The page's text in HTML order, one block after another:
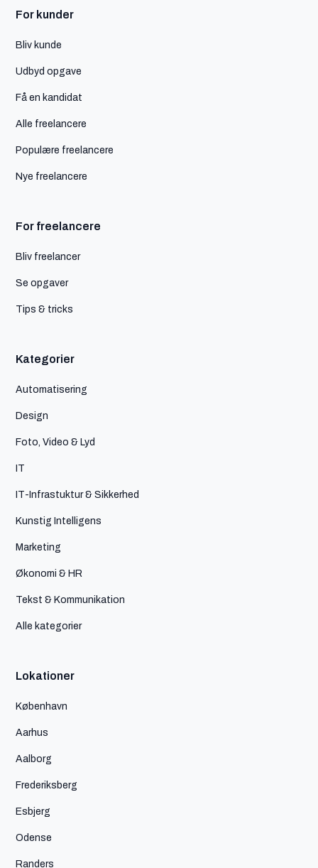
For kunder
Bliv kunde
Udbyd opgave
Få en kandidat
Alle freelancere
Populære freelancere
Nye freelancere
For freelancere
Bliv freelancer
Se opgaver
Tips & tricks
Kategorier
Automatisering
Design
Foto, Video & Lyd
IT
IT-Infrastuktur & Sikkerhed
Kunstig Intelligens
Marketing
Økonomi & HR
Tekst & Kommunikation
Alle kategorier
Lokationer
København
Aarhus
Aalborg
Frederiksberg
Esbjerg
Odense
Randers